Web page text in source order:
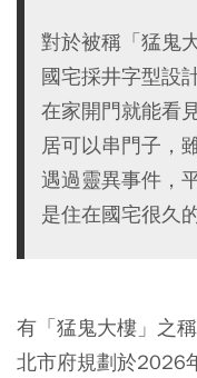
對於被稱「猛鬼
國宅採井字型設
在家開門就能看
居可以串門子，
遇過靈異事件，
是住在國宅很久
有「猛鬼大樓」之
北市府規劃於2026